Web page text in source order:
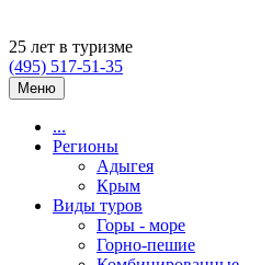
25 лет в туризме
(495) 517-51-35
Меню
...
Регионы
Адыгея
Крым
Виды туров
Горы - море
Горно-пешие